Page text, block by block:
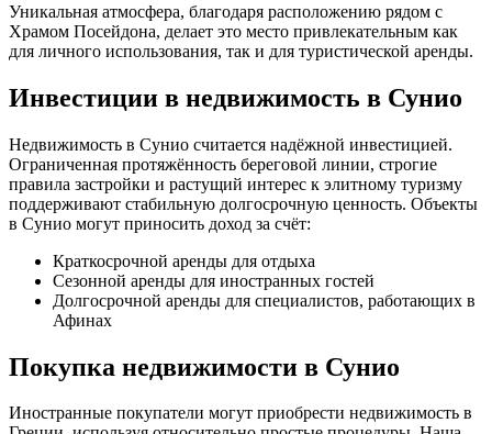
Уникальная атмосфера, благодаря расположению рядом с
Храмом Посейдона, делает это место привлекательным как
для личного использования, так и для туристической аренды.
Инвестиции в недвижимость в Сунио
Недвижимость в Сунио считается надёжной инвестицией.
Ограниченная протяжённость береговой линии, строгие
правила застройки и растущий интерес к элитному туризму
поддерживают стабильную долгосрочную ценность. Объекты
в Сунио могут приносить доход за счёт:
Краткосрочной аренды для отдыха
Сезонной аренды для иностранных гостей
Долгосрочной аренды для специалистов, работающих в
Афинах
Покупка недвижимости в Сунио
Иностранные покупатели могут приобрести недвижимость в